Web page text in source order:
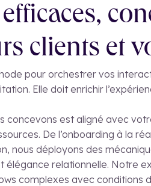
clients et
pour orchestrer vos
Elle doit enrichir
concevons est aligné avec
De l’onboarding à la
nous déployons des
relationnelle. Notre
complexes avec conditions